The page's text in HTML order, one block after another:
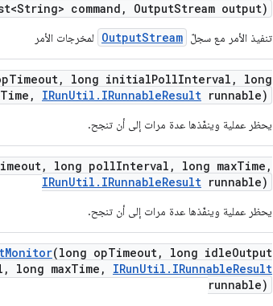
command , OutputStream output)
تنفيذ الأمر مع سجلّ OutputStream لمخرجات الأمر
Timeout, long initialPollInterval ,
long
Time , IRunUtil . IRunnableResult runnable)
يحظر عملية وينفّذها عدة مرات إلى أن تنجح.
, long pollInterval , long maxTime ,
IRunUtil . IRunnableResult runnable)
يحظر عملية وينفّذها عدة مرات إلى أن تنجح.
Monitor(long opTimeout, long idleOutput
, long maxTime , IRunUtil . IRunnableResult
runnable)